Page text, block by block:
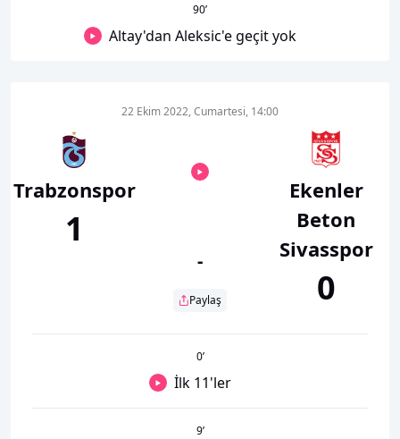
90’
Altay'dan Aleksic'e geçit yok
Trabzonspor
1
22 Ekim 2022, Cumartesi, 14:00
-
Paylaş
Ekenler
Beton
Sivasspor
0
0’
İlk 11'ler
9’